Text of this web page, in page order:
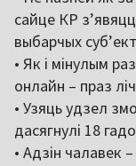
сайце КР
выбарчых
• Як і мінулым
онлайн – праз
• Узяць удзел
дасягнулі 18
• Адзін чалавек